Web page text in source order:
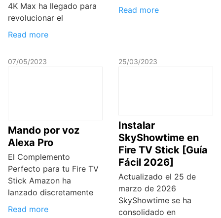
4K Max ha llegado para
revolucionar el
Read more
Read more
07/05/2023
Mando por voz
Alexa Pro
El Complemento
Perfecto para tu Fire TV
Stick Amazon ha
lanzado discretamente
Read more
25/03/2023
Instalar
SkyShowtime en
Fire TV Stick [Guía
Fácil 2026]
Actualizado el 25 de
marzo de 2026
SkyShowtime se ha
consolidado en